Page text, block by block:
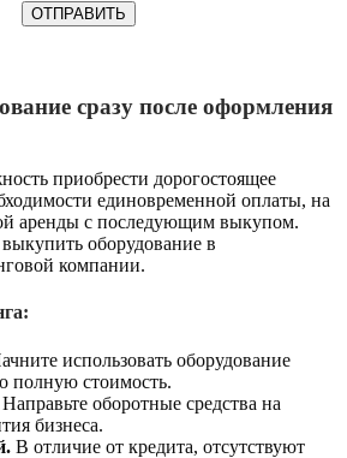
сразу после оформления
приобрести дорогостоящее
единовременной оплаты, на
аренды с последующим выкупом.
оборудование в
компании.
использовать оборудование
полную стоимость.
Направьте оборотные средства на
бизнеса.
В отличие от кредита, отсутствуют